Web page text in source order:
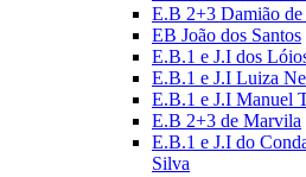
E.B 2+3 Damião
EB João dos Santos
E.B.1 e J.I dos
E.B.1 e J.I Luiza
E.B.1 e J.I Manuel
E.B 2+3 de Marvila
E.B.1 e J.I do
Silva